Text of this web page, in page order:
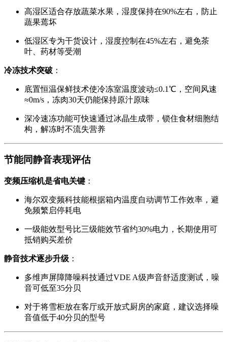
高湿区适合存放蔬菜水果，湿度保持在90%左右，防止
蔬果蔫坏
低湿区专为干货设计，湿度控制在45%左右，避免茶
叶、药材等受潮
冷冻技术突破 ：
底置恒温保鲜技术使冷冻室温度波动≤0.1℃，空间风速
≈0m/s，冻肉30天仍能保持原汁原味
深冷速冻功能可快速通过冰晶生成带，锁住食材细胞结
构，解冻时不流失营养
节能同静音表现评估
变频压缩机是省电关键 ：
海尔双变频科技能根据箱内温度自动调节工作效率，避
免频繁启停耗电
一级能效型号比三级能效节省约30%电力，长期使用可
抵销购买差价
静音技术逐步升级 ：
多维声屏障降噪科技通过VDE A级声音舒适度测试，噪
音可低至35分贝
对于将雪柜放在客厅或开放式厨房的家庭，建议选择噪
音值低于40分贝的型号